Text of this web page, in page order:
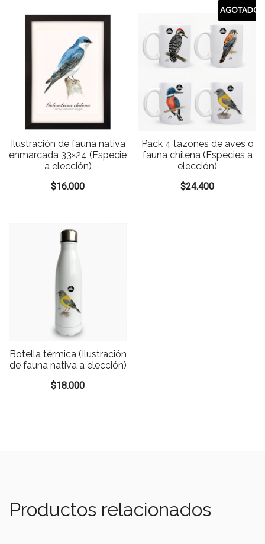
Ilustración de fauna nativa
enmarcada 33×24 (Especie
a elección)
$16.000
AGOTADO
Pack 4 tazones de aves o
fauna chilena (Especies a
elección)
$24.400
Botella térmica (Ilustración
de fauna nativa a elección)
$18.000
Productos relacionados